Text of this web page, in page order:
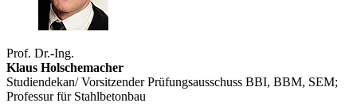
Prof. Dr.-Ing.
Klaus Holschemacher
Studiendekan/ Vorsitzender Prüfungsausschuss BBI, BBM, SEM;
Professur für Stahlbetonbau